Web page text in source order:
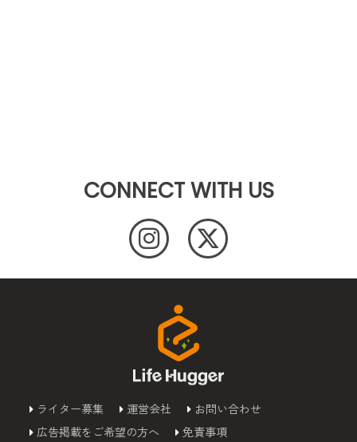
CONNECT WITH US
ライター募集 運営会社
お問い合わせ
広告掲載をご希望の方へ
免責事項